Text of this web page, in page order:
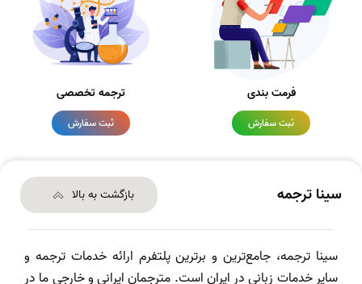
فرمت بندی
ثبت سفارش
ترجمه تخصصی
ثبت سفارش
سینا ترجمه بازگشت به بالا
سینا ترجمه، جامع‌ترین و برترین پلتفرم ارائه خدمات ترجمه و
سایر خدمات زبانی در ایران است. مترجمان ایرانی و خارجی ما در